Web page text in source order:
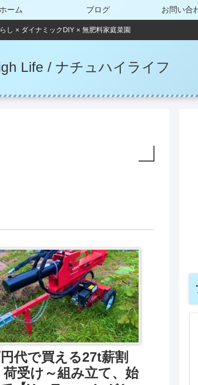
し × ダイナミックDIY × 無肥料家庭菜園
Life / ナチュハイライフ
ホーム ブログ お問い合
代で買える27t薪割
荷受け～組み立て、始